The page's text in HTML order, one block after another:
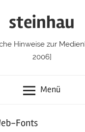
steinhau
Hinweise zur
2006]
Menü
Fonts